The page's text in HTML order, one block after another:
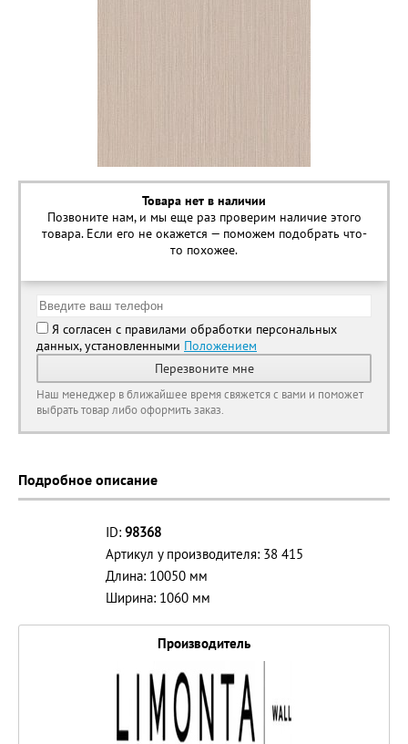
Товара нет в наличии
Позвоните нам, и мы еще раз проверим наличие этого
товара. Если его не окажется — поможем подобрать что-
то похожее.
Я согласен с правилами обработки персональных
данных, установленными Положением
Перезвоните мне
Наш менеджер в ближайшее время свяжется с вами и поможет
выбрать товар либо оформить заказ.
Подробное описание
ID: 98368
Артикул у производителя: 38 415
Длина: 10050 мм
Ширина: 1060 мм
Производитель